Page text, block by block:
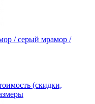
/ серый мрамор /
(скидки,